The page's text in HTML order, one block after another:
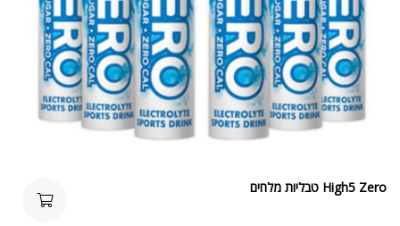
High5 Zero טבליות מלחים